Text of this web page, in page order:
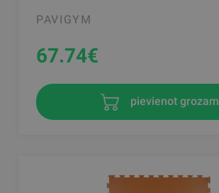
PAVIGYM
67.74€
pievienot grozam